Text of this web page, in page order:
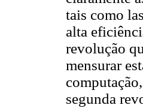
tais como
alta
revolução
mensurar
segunda